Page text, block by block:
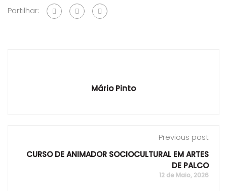
Partilhar:
Mário Pinto
Previous post
CURSO DE ANIMADOR SOCIOCULTURAL EM ARTES
DE PALCO
12 de Maio, 2026